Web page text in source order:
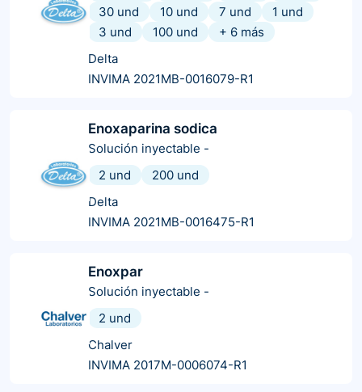
30 und
10 und 7 und
1 und
3 und
100 und + 6 más
Delta
INVIMA 2021MB-0016079-R1
Enoxaparina sodica
Solución inyectable -
2 und
200 und
Delta
INVIMA 2021MB-0016475-R1
Enoxpar
Solución inyectable -
2 und
Chalver
INVIMA 2017M-0006074-R1